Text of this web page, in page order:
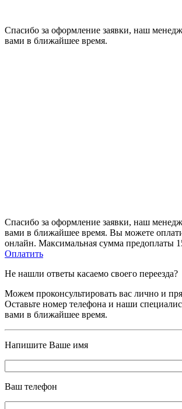
Спасибо за оформление заявки, наш
вами в ближайшее время.
Спасибо за оформление заявки, наш
вами в ближайшее время. Вы можете
онлайн. Максимальная сумма предоплаты
Оплатить
Не нашли ответы касаемо своего переезда?
Можем проконсультировать вас лично и
Оставьте номер телефона и наши
вами в ближайшее время.
Напишите Ваше имя
Ваш телефон